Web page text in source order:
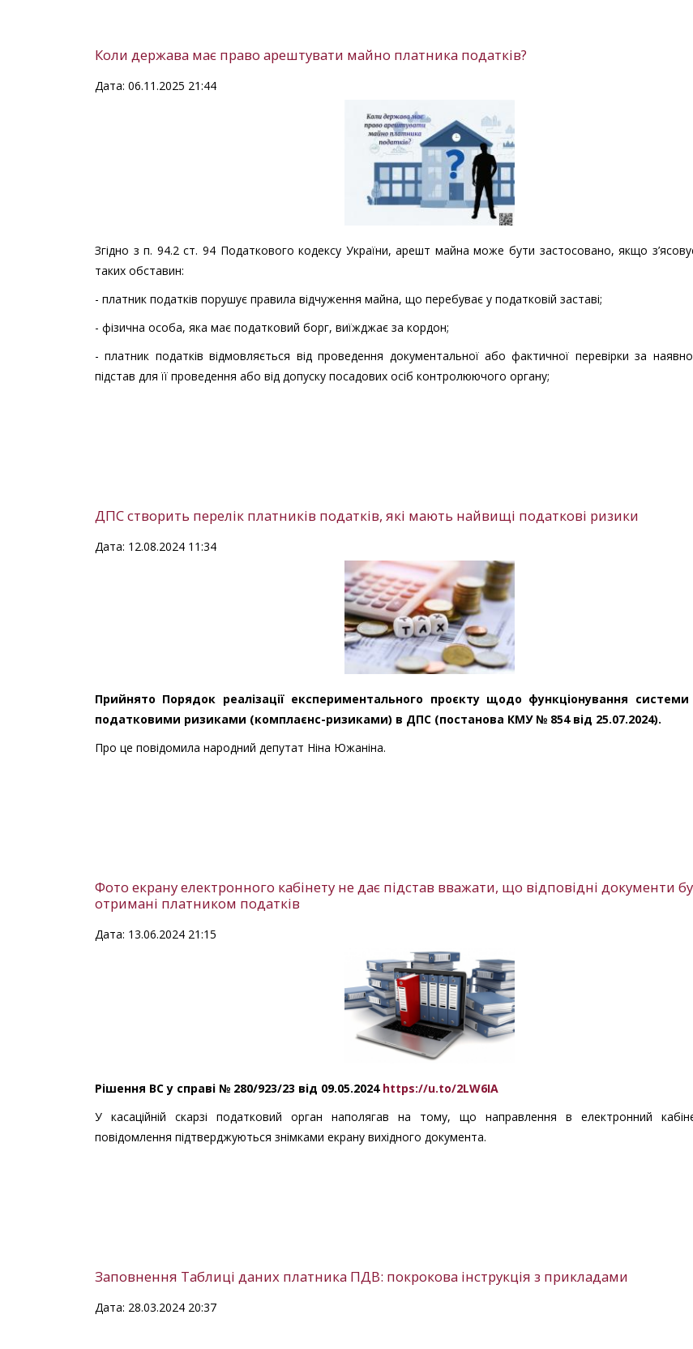
Коли держава має право арештувати майно платника податків?
Дата: 06.11.2025 21:44
Згідно з п. 94.2 ст. 94 Податкового кодексу України, арешт майна може бути застосовано, якщо
таких обставин:
- платник податків порушує правила відчуження майна, що перебуває у податковій заставі;
- фізична особа, яка має податковий борг, виїжджає за кордон;
- платник податків відмовляється від проведення документальної або фактичної перевірки за
підстав для її проведення або від допуску посадових осіб контролюючого органу;
ДПС створить перелік платників податків, які мають найвищі податкові ризики
Дата: 12.08.2024 11:34
Прийнято Порядок реалізації експериментального проєкту щодо функціонування системи
податковими ризиками (комплаєнс-ризиками) в ДПС (постанова КМУ № 854 від 25.07.2024).
Про це повідомила народний депутат Ніна Южаніна.
Фото екрану електронного кабінету не дає підстав вважати, що відповідні документи
отримані платником податків
Дата: 13.06.2024 21:15
Рішення ВС у справі № 280/923/23 від 09.05.2024 https://u.to/2LW6IA
У касаційній скарзі податковий орган наполягав на тому, що направлення в електронний
повідомлення підтверджуються знімками екрану вихідного документа.
Заповнення Таблиці даних платника ПДВ: покрокова інструкція з прикладами
Дата: 28.03.2024 20:37